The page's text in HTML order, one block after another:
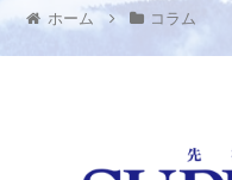
ホーム コラム